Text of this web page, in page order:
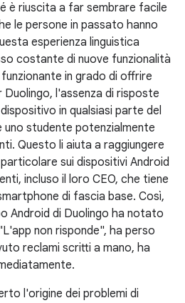
è riuscita a far sembrare facile
le persone in passato hanno
esperienza linguistica
costante di nuove funzionalità
in grado di offrire
l'assenza di risposte
in qualsiasi parte del
studente potenzialmente
Questo li aiuta a raggiungere
sui dispositivi Android
incluso il loro CEO, che tiene
di fascia base. Così,
Android di Duolingo ha notato
non risponde", ha perso
reclami scritti a mano, ha
l'origine dei problemi di